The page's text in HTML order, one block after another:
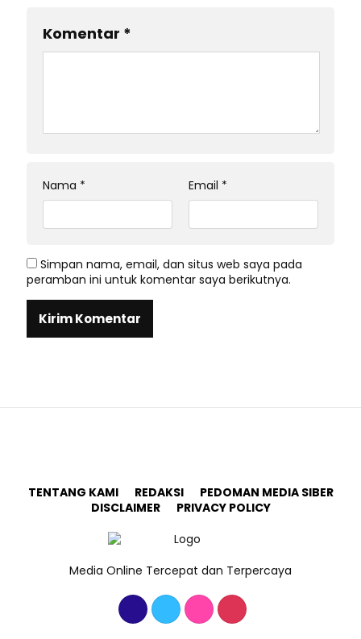
Komentar *
Nama * Email *
Simpan nama, email, dan situs web saya pada
peramban ini untuk komentar saya berikutnya.
TENTANG KAMI REDAKSI
PEDOMAN MEDIA SIBER
DISCLAIMER
PRIVACY POLICY
Media Online Tercepat dan Terpercaya